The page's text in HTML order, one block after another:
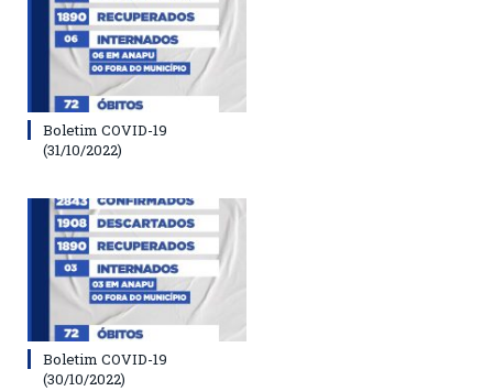
Boletim COVID-19
(31/10/2022)
Boletim COVID-19
(30/10/2022)